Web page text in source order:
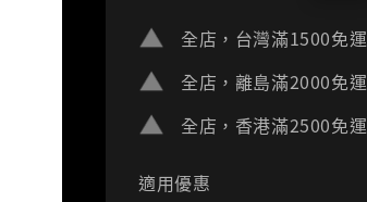
全店，台灣滿1500免運
全店，離島滿2000免運
全店，香港滿2500免運
適用優惠